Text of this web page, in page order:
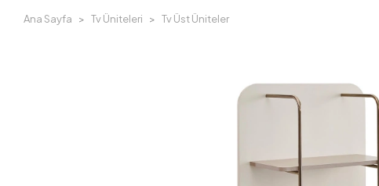
Ana Sayfa Tv Üniteleri Tv Üst Üniteler